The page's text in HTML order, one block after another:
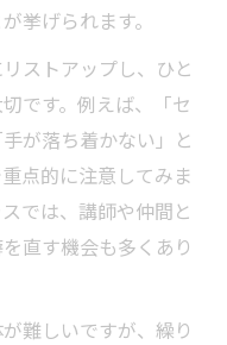
挙げられます。
ストアップし、ひと
です。例えば、「セ
が落ち着かない」と
点的に注意してみま
では、講師や仲間と
直す機会も多くあり
難しいですが、繰り